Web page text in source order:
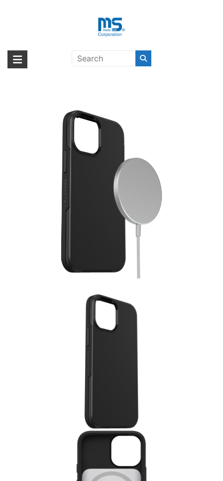
海外輸入ブランド商品｜株式会社
海外事業部が取り揃えている海外輸入商品には、日本では珍しい「海外ブ
ランド」をはじめ「ユニークな商品」「機能的な商品」「コストパフォー
MagSafe RASCAL BLACK iPhone